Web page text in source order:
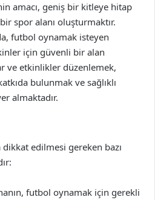
amacı, geniş bir kitleye hitap
spor alanı oluşturmaktır.
futbol oynamak isteyen
için güvenli bir alan
ve etkinlikler düzenlemek,
bulunmak ve sağlıklı
almaktadır.
dikkat edilmesi gereken bazı
futbol oynamak için gerekli